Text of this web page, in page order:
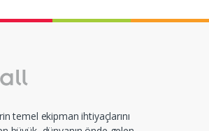
temel ekipman ihtiyaçlarını